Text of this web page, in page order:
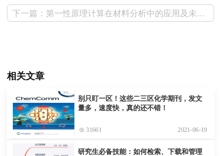
下一篇：第一性原理计算在材料分析中的应用及未来发展趋势
相关文章
别只盯一区！这些二三区化学期刊，发文
量多，速度快，真的还不错！
31661 2021-06-19
研究生必备技能：如何检索、下载和管理